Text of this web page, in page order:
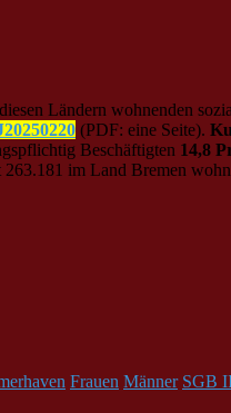
Ländern wohnenden
(PDF: eine Seite).
Beschäftigten 14,8
im Land Bremen
Frauen Männer SGB